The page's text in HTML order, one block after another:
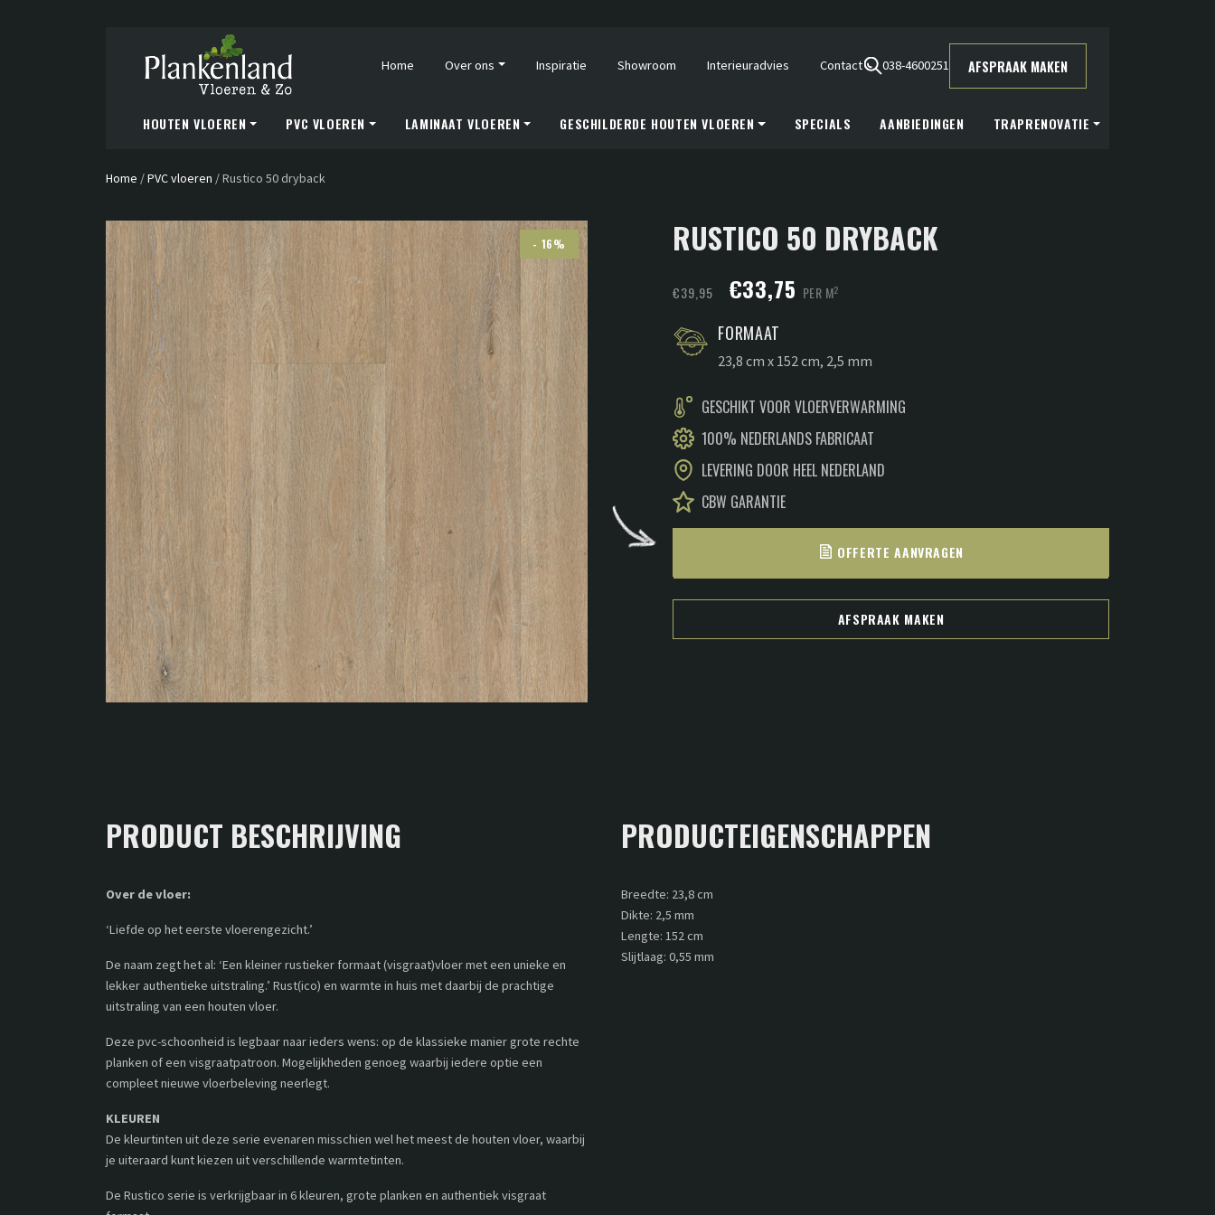
Home Over ons Inspiratie Showroom Interieuradvies Contact 038-4600251 AFSPRAAK MAKEN
HOUTEN VLOEREN PVC VLOEREN LAMINAAT VLOEREN GESCHILDERDE HOUTEN VLOEREN SPECIALS AANBIEDINGEN TRAPRENOVATIE
Home /PVC vloeren /Rustico 50 dryback
- 16% RUSTICO 50 DRYBACK
€39,95
Oorspronkelijke
prijs
was:
€33,75 Huidige
is:
PER M2
FORMAAT
23,8 cm x 152 cm, 2,5 mm
GESCHIKT VOOR VLOERVERWARMING
100% NEDERLANDS FABRICAAT
LEVERING DOOR HEEL NEDERLAND
CBW GARANTIE
OFFERTE AANVRAGEN
AFSPRAAK MAKEN
PRODUCT BESCHRIJVING
Over de vloer:
‘Liefde op het eerste vloerengezicht.’
De naam zegt het al: ‘Een kleiner rustieker formaat (visgraat)vloer met een unieke en
lekker authentieke uitstraling.’ Rust(ico) en warmte in huis met daarbij de prachtige
uitstraling van een houten vloer.
Deze pvc-schoonheid is legbaar naar ieders wens: op de klassieke manier grote rechte
planken of een visgraatpatroon. Mogelijkheden genoeg waarbij iedere optie een
compleet nieuwe vloerbeleving neerlegt.
KLEUREN
De kleurtinten uit deze serie evenaren misschien wel het meest de houten vloer, waarbij
je uiteraard kunt kiezen uit verschillende warmtetinten.
De Rustico serie is verkrijgbaar in 6 kleuren, grote planken en authentiek visgraat
PRODUCTEIGENSCHAPPEN
Breedte: 23,8 cm
Dikte: 2,5 mm
Lengte: 152 cm
Slijtlaag: 0,55 mm